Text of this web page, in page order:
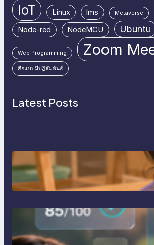
IoT Linux lms Metaverse
Node-red
NodeMCU Ubuntu
Web Programming Zoom
สื่อแบบมีปฏิสัมพันธ์
Latest Posts
การสอนเขียนโปรแกรม
สำหรับเด็กเล็ก
การสร้างระบบ Online
Moodle LMS